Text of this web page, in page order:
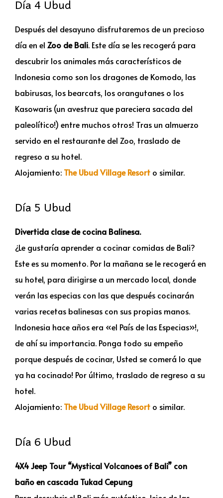
Día 4 Ubud
Después del desayuno disfrutaremos de un precioso
día en el Zoo de Bali. Este día se les recogerá para
descubrir los animales más característicos de
Indonesia como son los dragones de Komodo, las
babirusas, los bearcats, los orangutanes o los
Kasowaris (un avestruz que pareciera sacada del
paleolítico!) entre muchos otros! Tras un almuerzo
servido en el restaurante del Zoo, traslado de
regreso a su hotel.
Alojamiento: The Ubud Village Resort o similar.
Día 5 Ubud
Divertida clase de cocina Balinesa.
¿Le gustaría aprender a cocinar comidas de Bali?
Este es su momento. Por la mañana se le recogerá en
su hotel, para dirigirse a un mercado local, donde
verán las especias con las que después cocinarán
varias recetas balinesas con sus propias manos.
Indonesia hace años era «el País de las Especias»!,
de ahí su importancia. Ponga todo su empeño
porque después de cocinar, Usted se comerá lo que
ya ha cocinado! Por último, traslado de regreso a su
hotel.
Alojamiento: The Ubud Village Resort o similar.
Día 6 Ubud
4X4 Jeep Tour “Mystical Volcanoes of Bali” con
baño en cascada Tukad Cepung